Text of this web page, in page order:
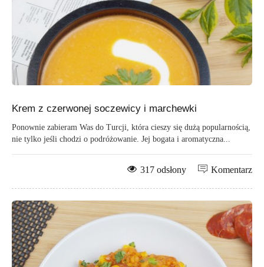
Krem z czerwonej soczewicy i marchewki
Ponownie zabieram Was do Turcji, która cieszy się dużą popularnością,
nie tylko jeśli chodzi o podróżowanie. Jej bogata i aromatyczna...
Komentarz
317 odsłony